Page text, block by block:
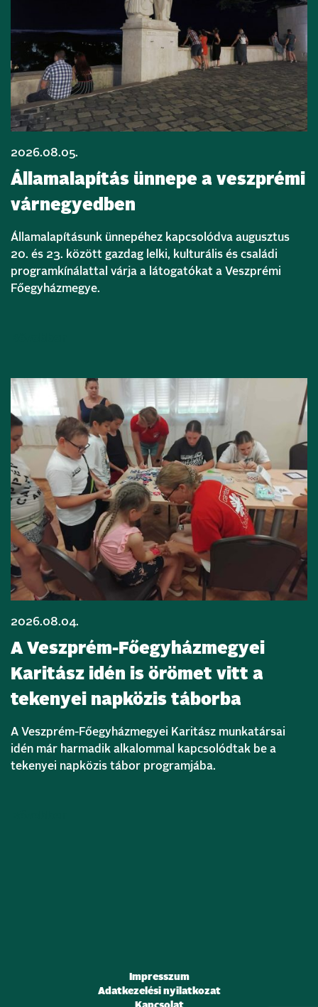
2026.08.05.
Államalapítás ünnepe a veszprémi
várnegyedben
Államalapításunk ünnepéhez kapcsolódva augusztus
20. és 23. között gazdag lelki, kulturális és családi
programkínálattal várja a látogatókat a Veszprémi
Főegyházmegye.
2026.08.04.
A Veszprém-Főegyházmegyei
Karitász idén is örömet vitt a
tekenyei napközis táborba
A Veszprém-Főegyházmegyei Karitász munkatársai
idén már harmadik alkalommal kapcsolódtak be a
tekenyei napközis tábor programjába.
Impresszum
Adatkezelési nyilatkozat